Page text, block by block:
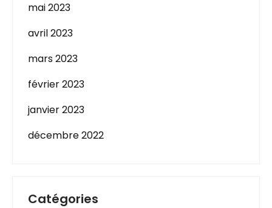
mai 2023
avril 2023
mars 2023
février 2023
janvier 2023
décembre 2022
Catégories